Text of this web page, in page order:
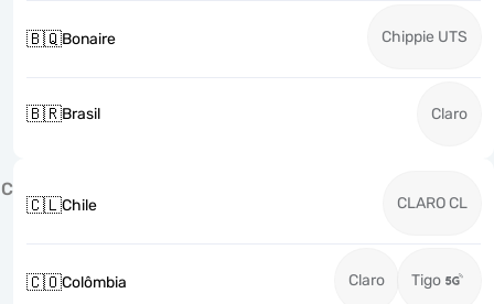
🇧🇶Bonaire Chippie UTS
🇧🇷Brasil Claro
C
🇨🇱Chile CLARO CL
🇨🇴Colômbia Claro Tigo